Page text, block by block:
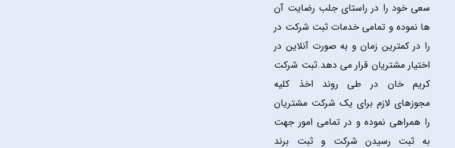
سعی خود را در راستای جلب رضایت آن
ها نموده و تمامی خدمات ثبت شرکت در
را در کمترین زمان و به صورت آنلاین در
اختیار مشتریان قرار می دهد.ثبت شرکت
کریم خان در طی روند اخذ کلیه
مجوزهای لازم برای یک شرکت مشتریان
را همراهی نموده و در تمامی امور جهت
به ثبت رسیدن شرکت و ثبت برند